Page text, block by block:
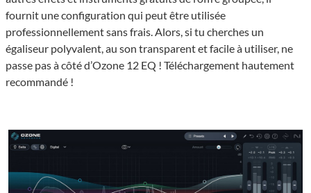
fournit une configuration qui peut être utilisée
professionnellement sans frais. Alors, si tu cherches un
égaliseur polyvalent, au son transparent et facile à utiliser, ne
passe pas à côté d’Ozone 12 EQ ! Téléchargement hautement
recommandé !